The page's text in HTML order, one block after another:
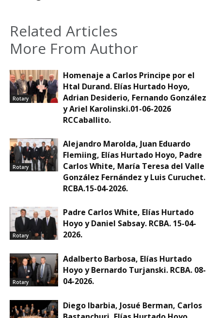
Related Articles
More From Author
Rotary
Homenaje a Carlos Principe por el
Htal Durand. Elías Hurtado Hoyo,
Adrian Desiderio, Fernando González
y Ariel Karolinski.01-06-2026
RCCaballito.
Rotary
Alejandro Marolda, Juan Eduardo
Flemiing, Elías Hurtado Hoyo, Padre
Carlos White, María Teresa del Valle
González Fernández y Luis Curuchet.
RCBA.15-04-2026.
Rotary
Padre Carlos White, Elías Hurtado
Hoyo y Daniel Sabsay. RCBA. 15-04-
2026.
Rotary
Adalberto Barbosa, Elías Hurtado
Hoyo y Bernardo Turjanski. RCBA. 08-
04-2026.
Diego Ibarbia, Josué Berman, Carlos